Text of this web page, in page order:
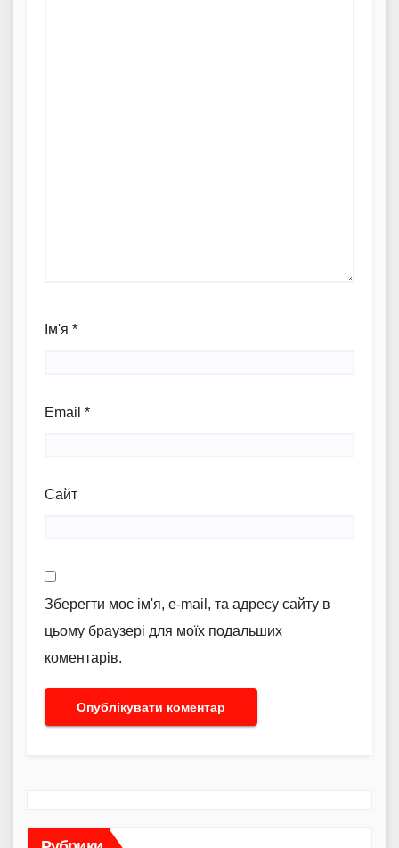
Ім'я *
Email *
Сайт
Зберегти моє ім'я, e-mail, та адресу сайту в
цьому браузері для моїх подальших
коментарів.